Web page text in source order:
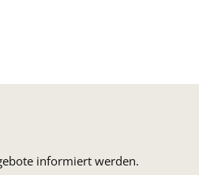
informiert werden.